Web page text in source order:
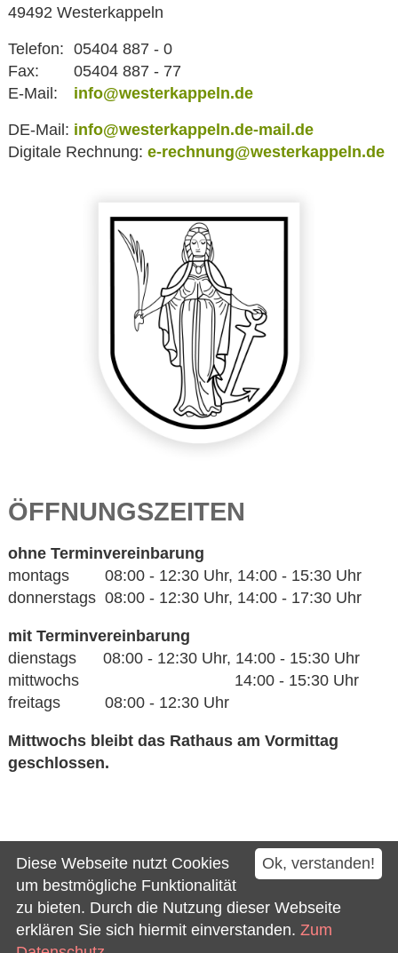
49492 Westerkappeln
Telefon: 05404 887 - 0
Fax:
05404 887 - 77
E-Mail:
info@westerkappeln.de
DE-Mail: info@westerkappeln.de-mail.de
Digitale Rechnung: e-rechnung@westerkappeln.de
ÖFFNUNGSZEITEN
ohne Terminvereinbarung
montags 08:00 - 12:30 Uhr, 14:00 - 15:30 Uhr
donnerstags 08:00 - 12:30 Uhr, 14:00 - 17:30 Uhr
mit Terminvereinbarung
dienstags 08:00 - 12:30 Uhr, 14:00 - 15:30 Uhr
mittwochs 14:00 - 15:30 Uhr
freitags 08:00 - 12:30 Uhr
Mittwochs bleibt das Rathaus am Vormittag
geschlossen.
Kontakt
Impressum
Datenschutz
Ok, verstanden!
Diese Webseite nutzt Cookies
um bestmögliche Funktionalität
zu bieten. Durch die Nutzung dieser Webseite
erklären Sie sich hiermit einverstanden. Zum